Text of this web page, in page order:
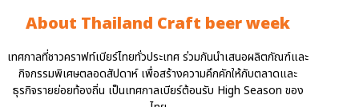
About Thailand Craft beer week
เทศกาลที่ชาวคราฟท์เบียร์ไทยทั่วประเทศ ร่วมกันนำเสนอผลิตภัณฑ์และ
กิจกรรมพิเศษตลอดสัปดาห์ เพื่อสร้างความคึกคักให้กับตลาดและ
ธุรกิจรายย่อยท้องถิ่น เป็นเทศกาลเบียร์ต้อนรับ High Season ของ